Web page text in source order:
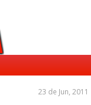
23 de Jun, 2011